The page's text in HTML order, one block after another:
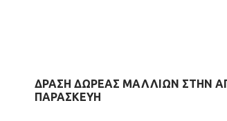
ΔΡΑΣΗ ΔΩΡΕΑΣ ΜΑΛΛΙΩΝ ΣΤΗΝ
ΠΑΡΑΣΚΕΥΗ